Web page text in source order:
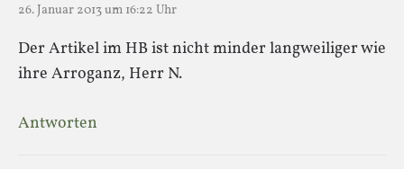
26. Januar 2013 um 16:22 Uhr
Der Artikel im HB ist nicht minder langweiliger wie
ihre Arroganz, Herr N.
Antworten